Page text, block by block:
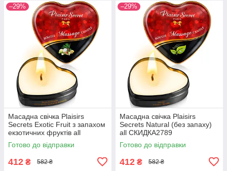
–29%
Масадна свічка Plaisirs
Secrets Exotic Fruit з запахом
екзотичних фруктів all
СКИДКА2786
Готово до відправки
412 ₴ 582 ₴
–29%
Масадна свічка Plaisirs
Secrets Natural (без запаху)
all СКИДКА2789
Готово до відправки
412 ₴ 582 ₴